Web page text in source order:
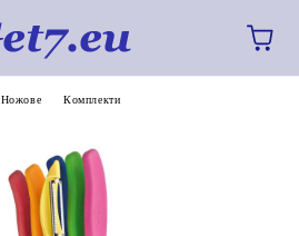
Ножове Комплекти